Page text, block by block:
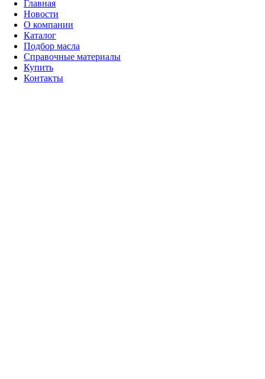
Главная
Новости
О компании
Каталог
Подбор масла
Справочные материалы
Купить
Контакты